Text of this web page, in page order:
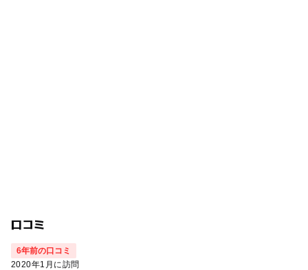
口コミ
6年前の口コミ
2020年1月に訪問